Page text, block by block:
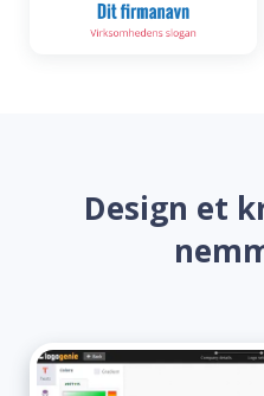
Design et